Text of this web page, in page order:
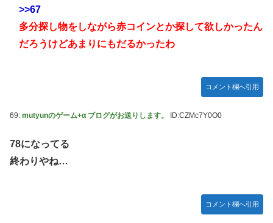
>>67
多分探し物をしながら赤コインとか探して欲しかったん
だろうけどあまりにもだるかったわ
コメント欄へ引用
69: mutyunのゲーム+α ブログがお送りします。 ID:CZMc7Y0O0
78になってる
終わりやね…
コメント欄へ引用